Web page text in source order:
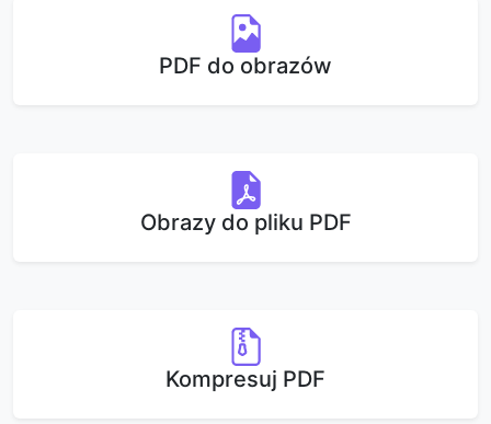
PDF do obrazów
Obrazy do pliku PDF
Kompresuj PDF